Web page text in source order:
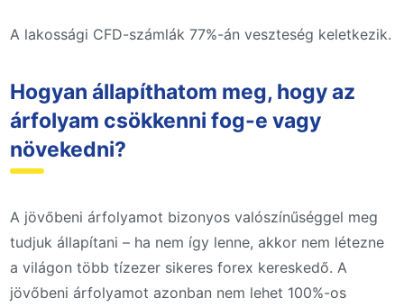
A lakossági CFD-számlák 77%-án veszteség keletkezik.
Hogyan állapíthatom meg, hogy az
árfolyam csökkenni fog-e vagy
növekedni?
A jövőbeni árfolyamot bizonyos valószínűséggel meg
tudjuk állapítani – ha nem így lenne, akkor nem létezne
a világon több tízezer sikeres forex kereskedő. A
jövőbeni árfolyamot azonban nem lehet 100%-os